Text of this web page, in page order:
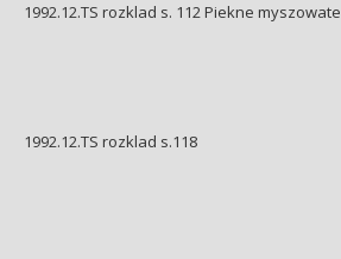
1992.12.TS rozklad s. 112 Piekne myszowate
1992.12.TS rozklad s.118